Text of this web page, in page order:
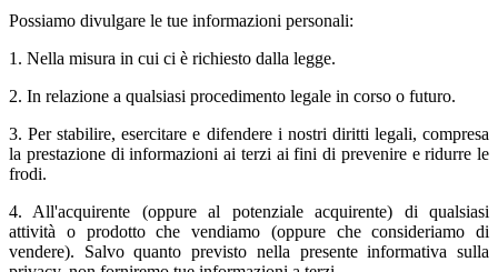
Possiamo divulgare le tue informazioni personali:
1. Nella misura in cui ci è richiesto dalla legge.
2. In relazione a qualsiasi procedimento legale in corso o futuro.
3. Per stabilire, esercitare e difendere i nostri diritti legali, compresa
la prestazione di informazioni ai terzi ai fini di prevenire e ridurre le
frodi.
4. All'acquirente (oppure al potenziale acquirente) di qualsiasi
attività o prodotto che vendiamo (oppure che consideriamo di
vendere). Salvo quanto previsto nella presente informativa sulla